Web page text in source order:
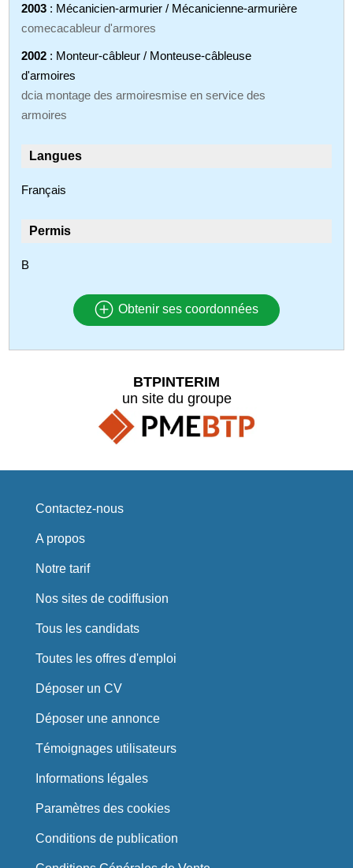
2003 : Mécanicien-armurier / Mécanicienne-armurière
comecacableur d'armores
2002 : Monteur-câbleur / Monteuse-câbleuse
d'armoires
dcia montage des armoiresmise en service des
armoires
Langues
Français
Permis
B
Obtenir ses coordonnées
BTPINTERIM
un site du groupe
Contactez-nous
A propos
Notre tarif
Nos sites de codiffusion
Tous les candidats
Toutes les offres d'emploi
Déposer un CV
Déposer une annonce
Témoignages utilisateurs
Informations légales
Paramètres des cookies
Conditions de publication